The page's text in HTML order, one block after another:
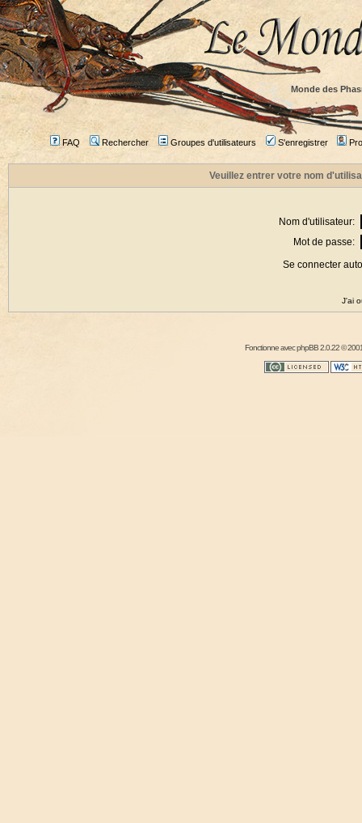
Monde des
FAQ Rechercher Groupes d'utilisateurs S'enregistrer
Veuillez entrer votre nom
Nom d'utilisateur:
Mot de passe:
Se connecter
J'ai
Fonctionne avecphpBB2.0.22 ©